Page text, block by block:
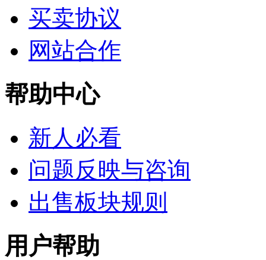
买卖协议
网站合作
帮助中心
新人必看
问题反映与咨询
出售板块规则
用户帮助